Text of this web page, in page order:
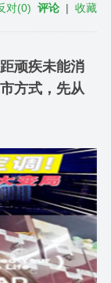
对(0) 评论 |收藏
顽疾未能消
方式，先从